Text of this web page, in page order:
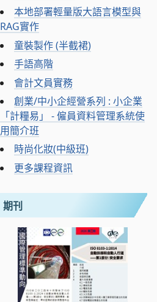
本地部署輕量版大語言模型與
RAG實作
童裝製作 (半截裙)
手語高階
會計文員實務
創業/中小企經營系列 : 小企業
「計糧易」 - 僱員資料管理系統使
用簡介班
時尚化妝(中級班)
更多課程資訊
期刊